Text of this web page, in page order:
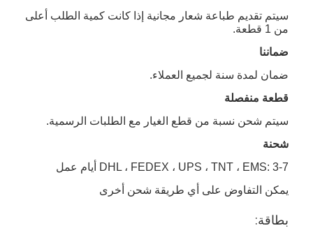
مقياس سماكة علامات الطريق
مقياس الانعكاس الارتجاعي المحمول
مقياس انعكاسي محمول باليد
ملصقات عاكسة للدراجات
سيتم تقديم طباعة شعار مجانية إذا كانت كمية الطلب أعلى
من 1 قطعة.
ضماننا
ضمان لمدة سنة لجميع العملاء.
قطعة منفصلة
سيتم شحن نسبة من قطع الغيار مع الطلبات الرسمية.
شحنة
DHL ، FEDEX ، UPS ، TNT ، EMS: 3-7 أيام عمل
يمكن التفاوض على أي طريقة شحن أخرى
بطاقة: